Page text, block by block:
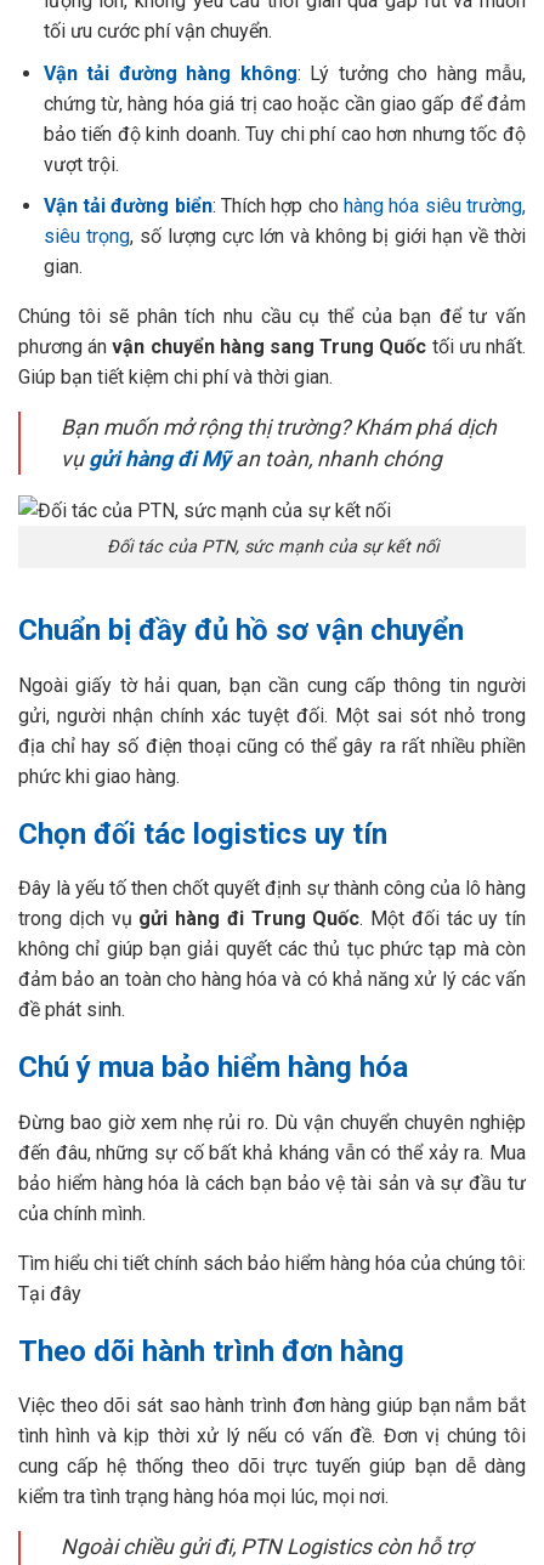
tối ưu cước phí vận chuyển.
Vận tải đường hàng không: Lý tưởng cho hàng mẫu,
chứng từ, hàng hóa giá trị cao hoặc cần giao gấp để đảm
bảo tiến độ kinh doanh. Tuy chi phí cao hơn nhưng tốc độ
vượt trội.
Vận tải đường biển: Thích hợp cho hàng hóa siêu trường,
siêu trọng, số lượng cực lớn và không bị giới hạn về thời
gian.
Chúng tôi sẽ phân tích nhu cầu cụ thể của bạn để tư vấn
phương ánvận chuyển hàng sang Trung Quốc tối ưu nhất.
Giúp bạn tiết kiệm chi phí và thời gian.
Bạn muốn mở rộng thị trường? Khám phá dịch
vụ gửi hàng đi Mỹan toàn, nhanh chóng
Đối tác của PTN, sức mạnh của sự kết nối
Chuẩn bị đầy đủ hồ sơ vận chuyển
Ngoài giấy tờ hải quan, bạn cần cung cấp thông tin người
gửi, người nhận chính xác tuyệt đối. Một sai sót nhỏ trong
địa chỉ hay số điện thoại cũng có thể gây ra rất nhiều phiền
phức khi giao hàng.
Chọn đối tác logistics uy tín
Đây là yếu tố then chốt quyết định sự thành công của lô hàng
trong dịch vụ gửi hàng đi Trung Quốc. Một đối tác uy tín
không chỉ giúp bạn giải quyết các thủ tục phức tạp mà còn
đảm bảo an toàn cho hàng hóa và có khả năng xử lý các vấn
đề phát sinh.
Chú ý mua bảo hiểm hàng hóa
Đừng bao giờ xem nhẹ rủi ro. Dù vận chuyển chuyên nghiệp
đến đâu, những sự cố bất khả kháng vẫn có thể xảy ra. Mua
bảo hiểm hàng hóa là cách bạn bảo vệ tài sản và sự đầu tư
của chính mình.
Tìm hiểu chi tiết chính sách bảo hiểm hàng hóa của chúng tôi:
Tại đây
Theo dõi hành trình đơn hàng
Việc theo dõi sát sao hành trình đơn hàng giúp bạn nắm bắt
tình hình và kịp thời xử lý nếu có vấn đề. Đơn vị chúng tôi
cung cấp hệ thống theo dõi trực tuyến giúp bạn dễ dàng
kiểm tra tình trạng hàng hóa mọi lúc, mọi nơi.
Ngoài chiều gửi đi, PTN Logistics còn hỗ trợ